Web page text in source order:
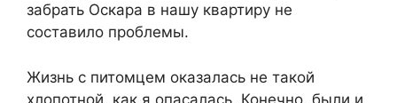
забрать Оскара в нашу квартиру не
составило проблемы.
Жизнь с питомцем оказалась не такой
хлопотной, как я опасалась. Конечно, были и